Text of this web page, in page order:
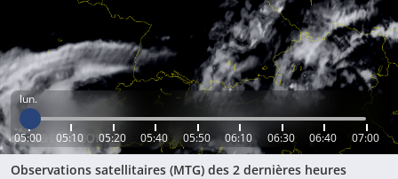
lun.
05:00 05:10 05:20 05:40 05:50 06:10 06:30 06:40 07:00
Observations satellitaires (MTG) des 2 dernières heures